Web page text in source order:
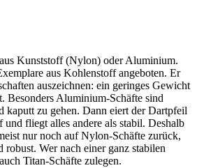
Kunststoff (Nylon) oder Aluminium.
aus Kohlenstoff angeboten. Er
auszeichnen: ein geringes Gewicht
Besonders Aluminium-Schäfte sind
kaputt zu gehen. Dann eiert der Dartpfeil
fliegt alles andere als stabil. Deshalb
nur noch auf Nylon-Schäfte zurück,
robust. Wer nach einer ganz stabilen
Titan-Schäfte zulegen.